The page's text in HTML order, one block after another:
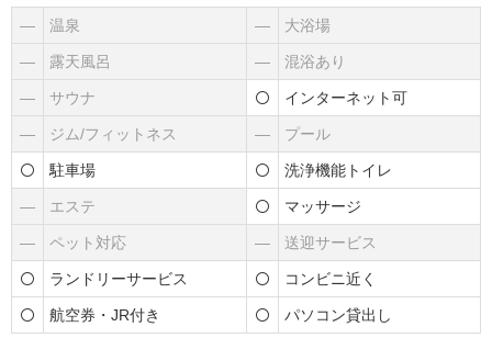
― 温泉 ― 大浴場
― 露天風呂 ― 混浴あり
― サウナ インターネット可
― ジム/フィットネス ― プール
駐車場 洗浄機能トイレ
― エステ マッサージ
― ペット対応 ― 送迎サービス
ランドリーサービス コンビニ近く
航空券・JR付き パソコン貸出し